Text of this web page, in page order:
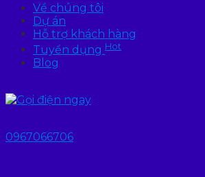
Về chúng tôi
Dự án
Hỗ trợ khách hàng
Tuyển dụng Hot
Blog
0967066706